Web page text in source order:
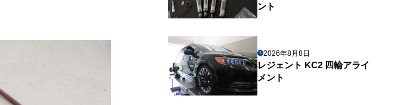
ント
2026年8月8日
レジェント KC2 四輪アライ
メント